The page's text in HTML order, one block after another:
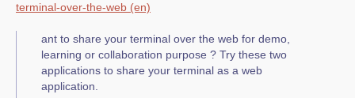
terminal-over-the-web
ant to share your terminal over the web for demo,
learning or collaboration purpose ? Try these two
applications to share your terminal as a web
application.